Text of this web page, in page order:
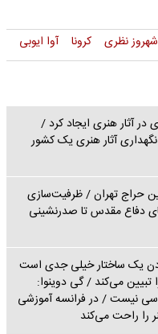
شهروز نظری کرونا آوا ایوبی
در آثار هنری ایجاد کرد /
آثار هنری یک کشور
دوازدهمین حراج تهران / ظرفیت‌سازی
دفاع مقدس تا صدرنشینی
یک ساختار خیلی جدی است
تبیین می‌کند / گی دوینوا:
نیست / در فرانسه آموزشی
را راحت‌ می‌کند